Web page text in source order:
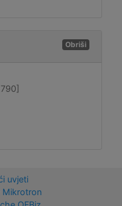
Obriši
uvjeti
Mikrotron